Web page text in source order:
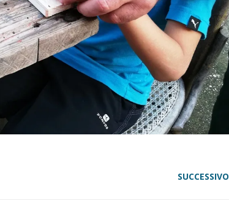
d’Arte con i bambini, quando la natura incontra l’arte
con i bambini: mare, attività e tour a prova di famiglia
SUCCESSIVO